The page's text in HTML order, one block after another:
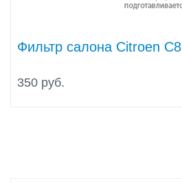
Фильтр салона Citroen C8
350 руб.